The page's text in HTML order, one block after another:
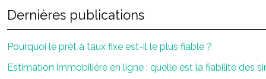
Dernières publications
Pourquoi le prêt à taux fixe est-il le plus fiable ?
Estimation immobilière en ligne : quelle est la fiabilité des